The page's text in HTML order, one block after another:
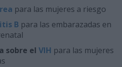
para las mujeres a riesgo
B para las embarazadas en
sobre el VIH para las mujeres